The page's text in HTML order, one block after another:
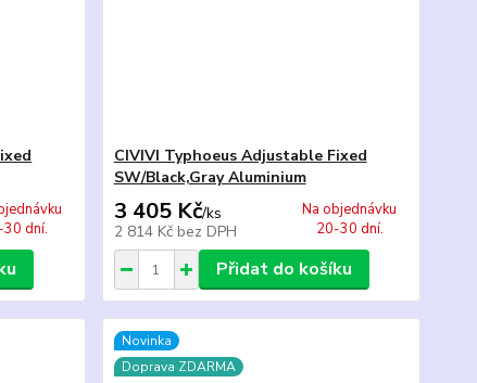
dní.
CIVIVI Typhoeus Adjustable Fixed
SW/Black,Gray Aluminium
3 405 Kč/ks
2 814 Kč bez DPH
Na objednávku
20-30 dní.
Přidat do košíku
Novinka
Doprava ZDARMA